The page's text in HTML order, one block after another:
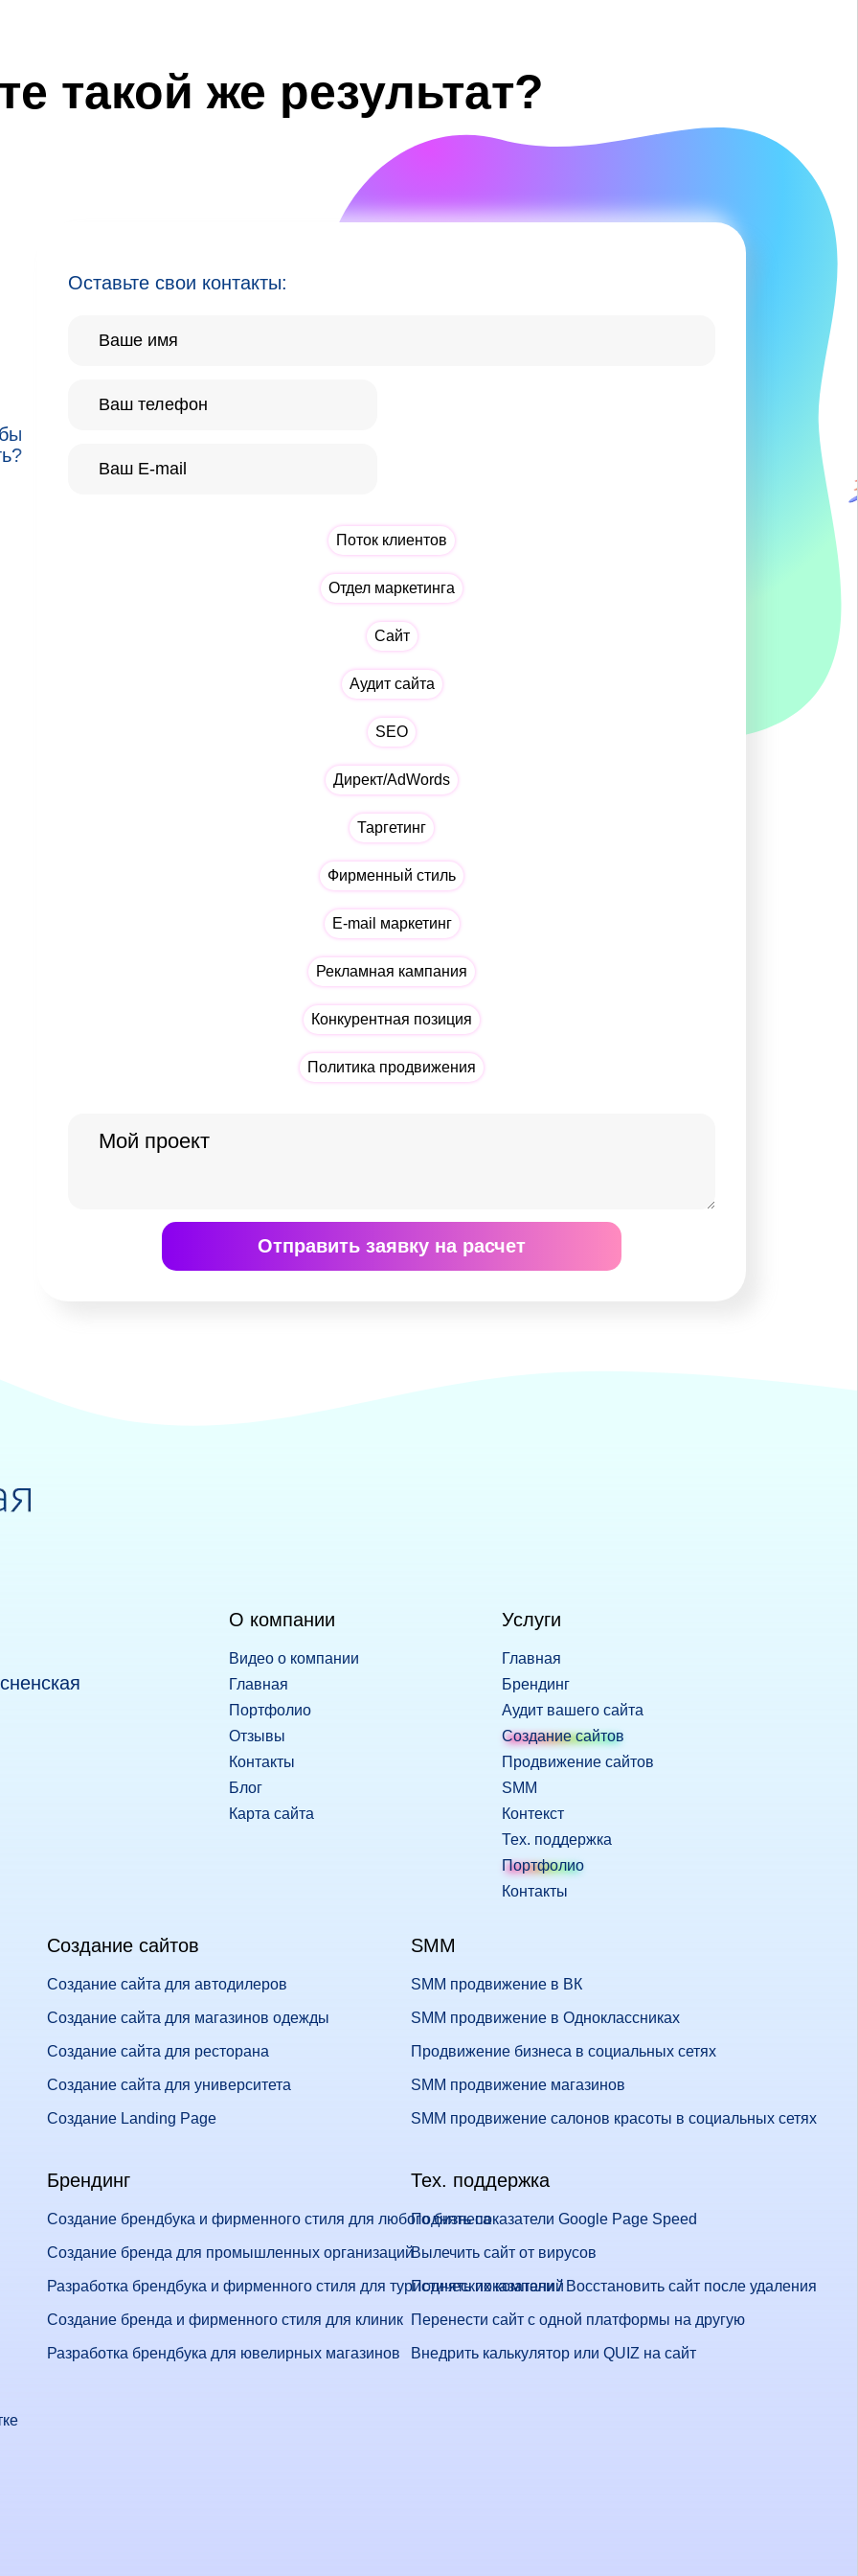
такой же результат?
Оставьте свои контакты:
Поток клиентов
Отдел маркетинга
Сайт
Аудит сайта
SEO
Директ/AdWords
Таргетинг
Фирменный стиль
E-mail маркетинг
Рекламная кампания
Конкурентная позиция
Политика продвижения
Отправить заявку на расчет
О компании
Видео о компании
Главная
Портфолио
Отзывы
Контакты
Блог
Карта сайта
Услуги
Главная
Брендинг
Аудит вашего сайта
Создание сайтов
Продвижение сайтов
SMM
Контекст
Тех. поддержка
Портфолио
Контакты
Создание сайтов
Создание сайта для автодилеров
Создание сайта для магазинов одежды
Создание сайта для ресторана
Создание сайта для университета
Создание Landing Page
SMM
SMM продвижение в ВК
SMM продвижение в Одноклассниках
Продвижение бизнеса в социальных сетях
SMM продвижение магазинов
SMM продвижение салонов красоты в социальных сетях
Брендинг
Создание брендбука и фирменного стиля для любого бизнеса
Создание бренда для промышленных организаций
Разработка брендбука и фирменного стиля для туристических компаний
Создание бренда и фирменного стиля для клиник
Разработка брендбука для ювелирных магазинов
Тех. поддержка
Поднять показатели Google Page Speed
Вылечить сайт от вирусов
Поднять показатели / Восстановить сайт после удаления
Перенести сайт с одной платформы на другую
Внедрить калькулятор или QUIZ на сайт